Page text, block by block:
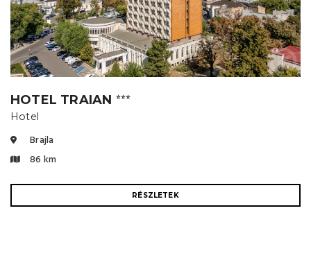
HOTEL TRAIAN ⭐⭐⭐
Hotel
Brajla
86 km
RÉSZLETEK